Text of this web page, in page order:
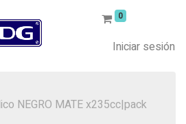
0
Iniciar sesión
NEGRO MATE x235cc|pack